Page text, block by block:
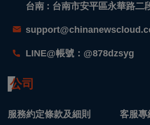
台南 : 台南市安平區永華路二
LINE@帳號：@878dzsyg
公司
服務約定條款及細則
客服專